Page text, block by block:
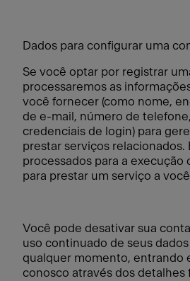
Dados para configurar uma
Se você optar por registrar
processaremos as
você fornecer (como nome,
de e-mail, número de
credenciais de login) para
prestar serviços relacionados.
processados para a execução
para prestar um serviço a
Você pode desativar sua
uso continuado de seus dados
qualquer momento, entrando
conosco através dos detalhes